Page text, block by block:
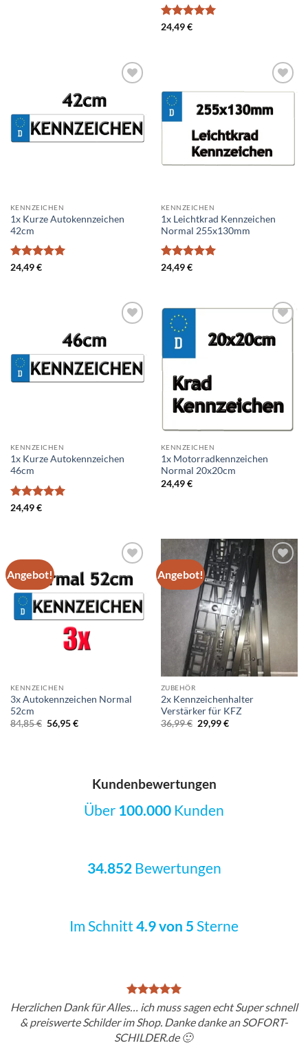
Bewertet
24,49€
KENNZEICHEN
1x Kurze Autokennzeichen
42cm
Bewertet
24,49€
Add to
KENNZEICHEN
1x Leichtkrad Kennzeichen
Normal 255x130mm
Bewertet
24,49€
KENNZEICHEN
1x Kurze Autokennzeichen
46cm
Bewertet
24,49€
wishlist
KENNZEICHEN
1x Motorradkennzeichen
Normal 20x20cm
24,49€
Angebot!
wishlist
KENNZEICHEN
3x Autokennzeichen Normal
52cm
84,85€ Ursprünglicher
Preis
56,95€Aktueller
Angebot!
ZUBEHÖR
2x Kennzeichenhalter
Verstärker für KFZ
36,99€ Ursprünglicher
Preis
29,99€Aktueller
Kundenbewertungen
Über 100.000 Kunden
34.852Bewertungen
Im Schnitt 4.9 von 5 Sterne
Herzlichen Dank für Alles… ich muss sagen echt Super schnell
& preiswerte Schilder im Shop. Danke danke an SOFORT-
SCHILDER.de 🙂